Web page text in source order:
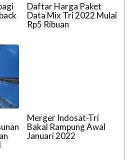
Daftar Harga Paket
Data Mix Tri 2022 Mulai
Rp5 Ribuan
Merger Indosat-Tri
Bakal Rampung Awal
Januari 2022